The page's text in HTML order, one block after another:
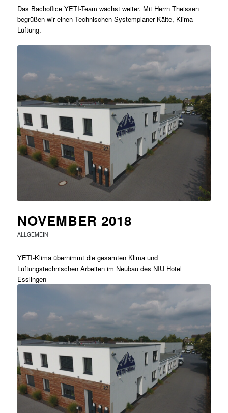
Das Bachoffice YETI-Team wächst weiter. Mit Herrn Theissen
begrüßen wir einen Technischen Systemplaner Kälte, Klima
Lüftung.
NOVEMBER 2018
ALLGEMEIN
YETI-Klima übernimmt die gesamten Klima und
Lüftungstechnischen Arbeiten im Neubau des NIU Hotel
Esslingen